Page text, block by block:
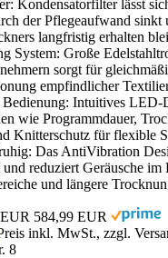
Kondensatorfilter lässt
der Pflegeaufwand sinkt
langfristig erhalten
System: Große
sorgt für
empfindlicher
Intuitives LED-
wie Programmdauer,
Knitterschutz für flexible
Das AntiVibration
und reduziert Geräusche
und längere
584,99 EUR
inkl. MwSt., zzgl.
8